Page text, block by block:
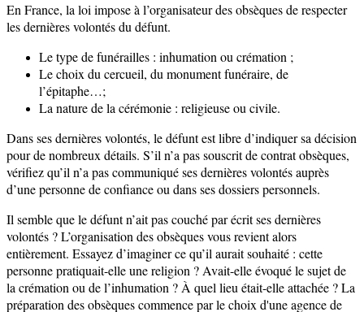
En France, la loi impose à l’organisateur des obsèques de respecter
les dernières volontés du défunt.
Le type de funérailles : inhumation ou crémation ;
Le choix du cercueil, du monument funéraire, de
l’épitaphe…;
La nature de la cérémonie : religieuse ou civile.
Dans ses dernières volontés, le défunt est libre d’indiquer sa décision
pour de nombreux détails. S’il n’a pas souscrit de contrat obsèques,
vérifiez qu’il n’a pas communiqué ses dernières volontés auprès
d’une personne de confiance ou dans ses dossiers personnels.
Il semble que le défunt n’ait pas couché par écrit ses dernières
volontés ? L’organisation des obsèques vous revient alors
entièrement. Essayez d’imaginer ce qu’il aurait souhaité : cette
personne pratiquait-elle une religion ? Avait-elle évoqué le sujet de
la crémation ou de l’inhumation ? À quel lieu était-elle attachée ? La
préparation des obsèques commence par le choix d'une agence de